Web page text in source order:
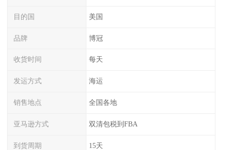
目的国 美国
品牌 博冠
收货时间 每天
发运方式 海运
销售地点 全国各地
亚马逊方式 双清包税到FBA
到货周期 15天